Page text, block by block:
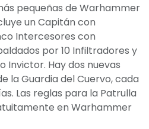
pequeñas de Warhammer
un Capitán con
Intercesores con
por 10 Infiltradores y
Invictor. Hay dos nuevas
la Guardia del Cuervo, cada
Las reglas para la Patrulla
en Warhammer